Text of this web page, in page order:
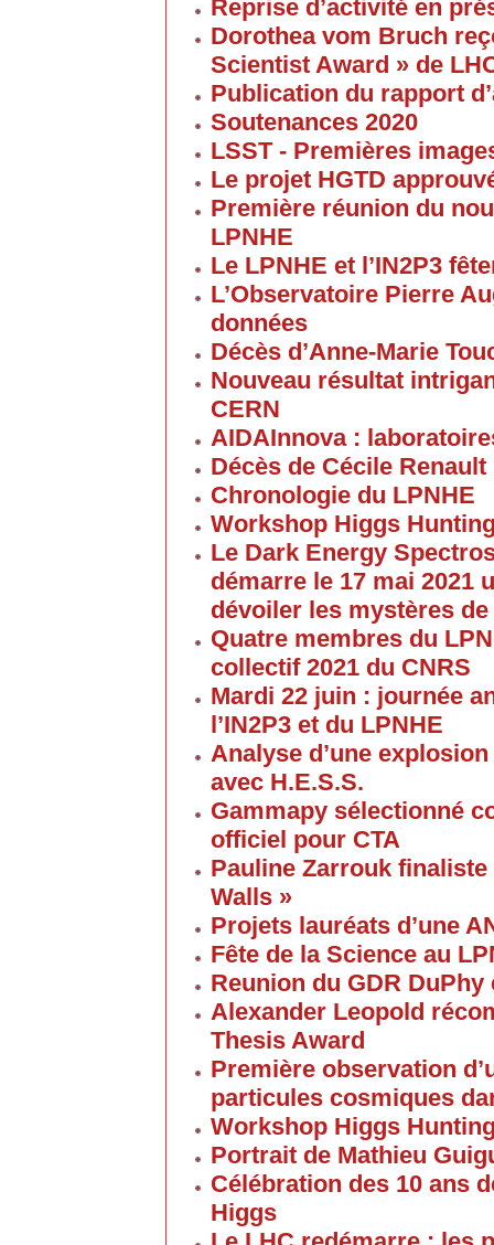
Reprise d’activité en
Dorothea vom Bruch
Scientist Award » de
Publication du rapport
Soutenances 2020
LSST - Premières
Le projet HGTD
Première réunion du
LPNHE
Le LPNHE et l’IN2P3
L’Observatoire Pierre
données
Décès d’Anne-Marie
Nouveau résultat
CERN
AIDAInnova :
Décès de Cécile Renault
Chronologie du LPNHE
Workshop Higgs
Le Dark Energy
démarre le 17 mai 2021
dévoiler les mystères de
Quatre membres du
collectif 2021 du CNRS
Mardi 22 juin : journée
l’IN2P3 et du LPNHE
Analyse d’une
avec H.E.S.S.
Gammapy sélectionné
officiel pour CTA
Pauline Zarrouk
Walls »
Projets lauréats d’une
Fête de la Science au
Reunion du GDR DuPhy
Alexander Leopold
Thesis Award
Première observation
particules cosmiques
Workshop Higgs
Portrait de Mathieu
Célébration des 10 ans
Higgs